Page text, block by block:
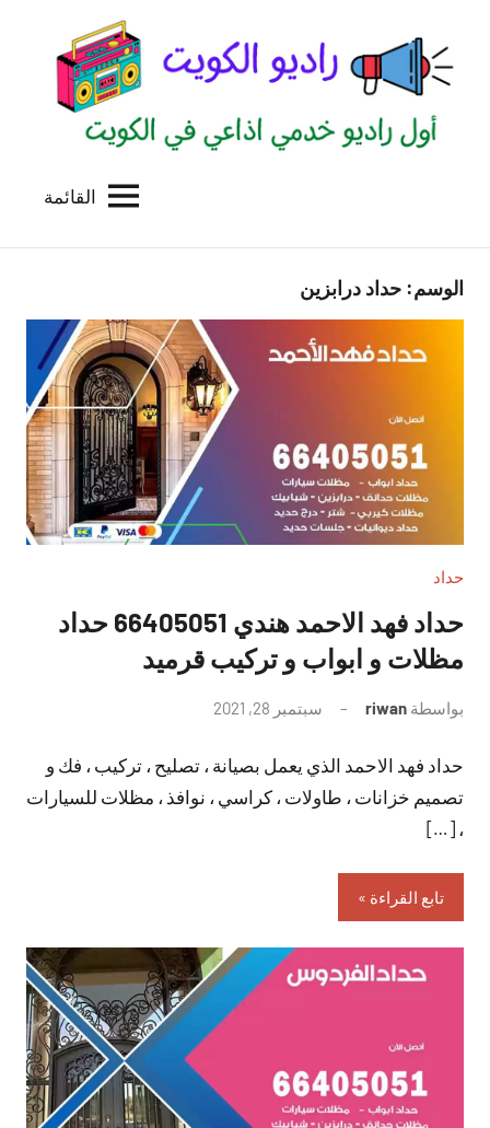
المحتوى
الكويت
للاعلانات
القائمة
الوسم: حداد درابزين
حداد
حداد فهد الاحمد هندي 66405051 حداد
مظلات و ابواب و تركيب قرميد
بواسطة riwan سبتمبر 28, 2021
تعليقات
حداد فهد الاحمد الذي يعمل بصيانة ، تصليح ، تركيب ، فك و
تصميم خزانات ، طاولات ، كراسي ، نوافذ ، مظلات للسيارات
، […]
تابع القراءة